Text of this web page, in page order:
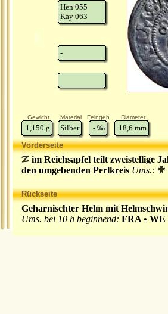
Hen 055
Kay 063
-
Gewicht Material Feingeh. Diameter
1,150 g Silber - ‰ 18,6 mm
Vorderseite
im Reichsapfel teilt zweistellige
den umgebenden Perlkreis Ums.:
Rückseite
Geharnischter Helm mit
Ums. bei 10 h beginnend: FRA • WE